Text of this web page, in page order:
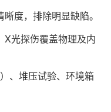
度，排除明显缺陷‌。
光探伤覆盖物理及内
、堆压试验、环境箱